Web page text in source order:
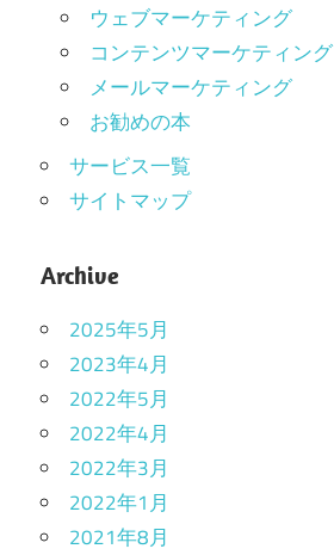
ウェブマーケティング
コンテンツマーケティング
メールマーケティング
お勧めの本
サービス一覧
サイトマップ
Archive
2025年5月
2023年4月
2022年5月
2022年4月
2022年3月
2022年1月
2021年8月